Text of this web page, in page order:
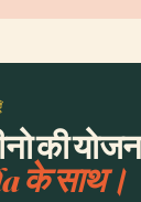
की
के साथ।